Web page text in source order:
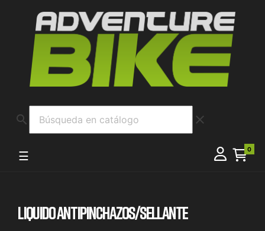
search clear
Navegación de palanca
☰ 0
LIQUIDO ANTIPINCHAZOS/SELLANTE